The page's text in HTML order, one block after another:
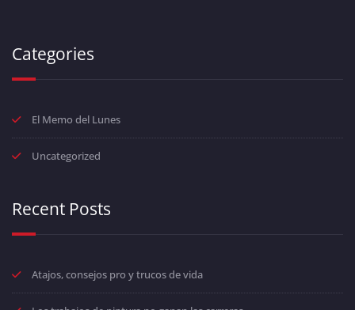
Categories
El Memo del Lunes
Uncategorized
Recent Posts
Atajos, consejos pro y trucos de vida